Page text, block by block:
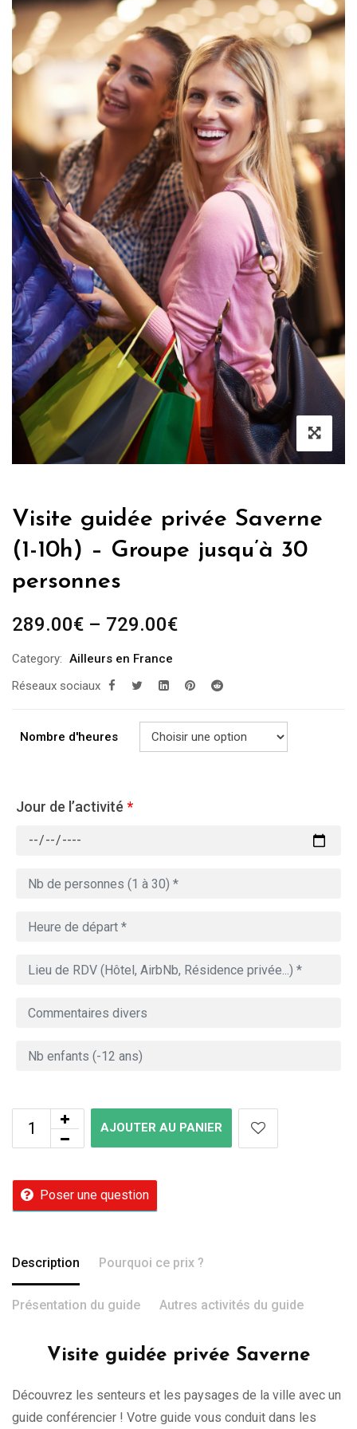
Visite guidée privée Saverne
(1-10h) – Groupe jusqu’à 30
personnes
289.00€ – 729.00€
Category: Ailleurs en France
Réseaux sociaux
Nombre d'heures
Jour de l’activité *
AJOUTER AU PANIER
Poser une question
Description Pourquoi ce prix ?
Présentation du guide Autres activités du guide
Visite guidée privée Saverne
Découvrez les senteurs et les paysages de la ville avec un
guide conférencier ! Votre guide vous conduit dans les